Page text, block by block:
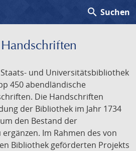
search Suchen
und Universitätsbibliothek
450 abendländische
Die Handschriften
der Bibliothek im Jahr 1734
den Bestand der
Im Rahmen des von
Bibliothek geförderten Projekts